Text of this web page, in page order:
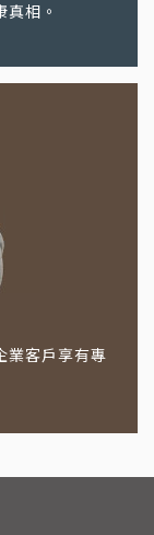
相。
業客戶享有專